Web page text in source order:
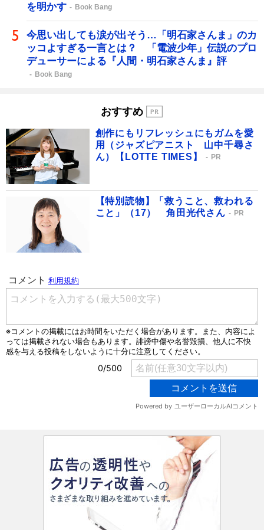
を明かす
Book Bang
今思い出しても涙が出そう…「明石家さんま」のカ
ッコよすぎる一言とは？ 「電波少年」伝説のプロ
デューサーによる『人間・明石家さんま』評
Book Bang
おすすめ
創作にもリフレッシュにもガムを愛
用（ジャズピアニスト 山中千尋さ
ん）【LOTTE TIMES】
PR
【特別読物】「救うこと、救われる
こと」（17） 角田光代さん
PR